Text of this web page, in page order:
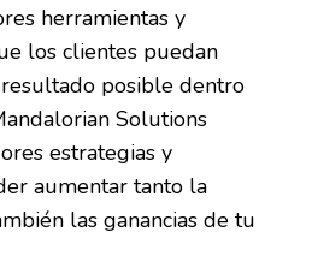
herramientas y
los clientes puedan
posible dentro
Solutions
estrategias y
aumentar tanto la
las ganancias de tu